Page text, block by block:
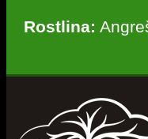
Rostlina: